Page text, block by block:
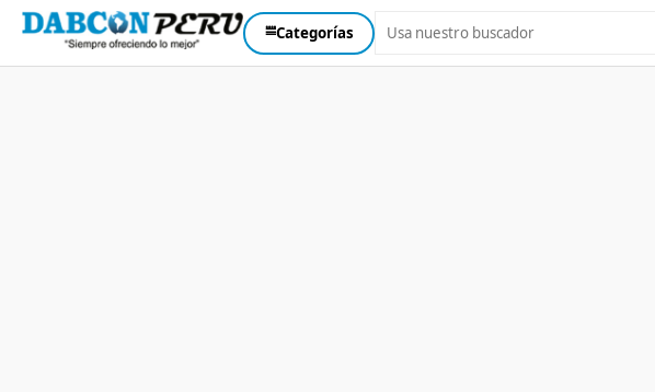
⩸Categorías